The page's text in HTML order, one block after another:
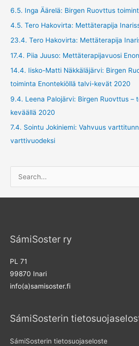
6.5. Inga Äärelä: Birgen Ruovttus
4.5. Tero Hakovirta: Mettäterapija
23.4. Tero Hakovirta: Mettäterapija
17.4. Piia Juuso: Mettäterapijavuosi
14.4. Iisko-Matti Näkkäläjärvi: Birgen
toiminta Enontekiöllä talvi-kevät 2020
9.4. Leena Palojärvi: Birgen Ruovttus –
keväällä 2020
7.4. Sointu Jokiniemi: Vahvuus
varttivuodeksi
e
a
h
o
SámiSoster ry
PL 71
99870 Inari
info(a)samisoster.fi
SámiSosterin
SámiSosterin tietosuojaseloste